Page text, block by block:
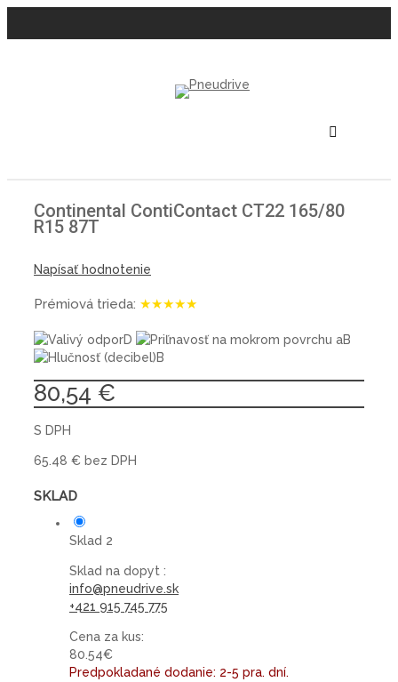
Continental ContiContact CT22 165/80
R15 87T
Napísať hodnotenie
Prémiová trieda: ★★★★★
D
B
B
80,54 €
S DPH
65.48 € bez DPH
SKLAD
Sklad 2
Sklad na dopyt :
info@pneudrive.sk
+421 915 745 775
Cena za kus:
80.54€
Predpokladané dodanie: 2-5 pra. dní.